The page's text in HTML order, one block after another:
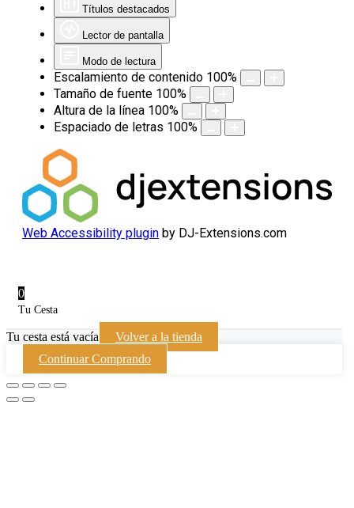
Títulos destacados
Lector de pantalla
Modo de lectura
Escalamiento de contenido 100%
Tamaño de fuente 100%
Altura de la línea 100%
Espaciado de letras 100%
Web Accessibility plugin by DJ-Extensions.com
0
Tu Cesta
Tu cesta está vacía
Volver a la tienda
Continuar Comprando